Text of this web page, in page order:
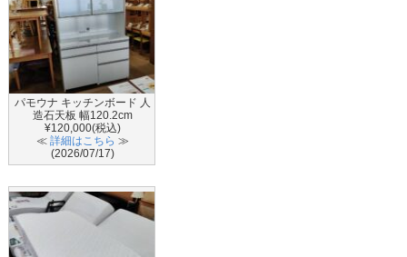
パモウナ キッチンボード 人
造石天板 幅120.2cm
¥120,000(税込)
≪ 詳細はこちら ≫
(2026/07/17)